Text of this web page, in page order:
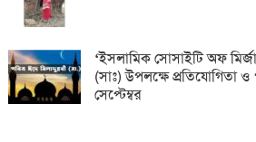
‘ইসলামিক সোসাইটি অফ
(সাঃ) উপলক্ষে প্রতিযোগিতা ও
সেপ্টেম্বর